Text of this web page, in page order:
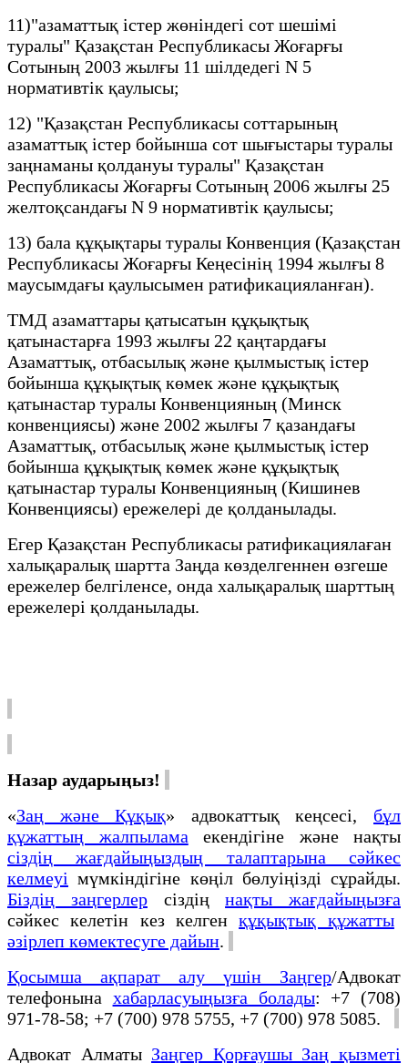
11)"азаматтық істер жөніндегі сот шешімі
туралы" Қазақстан Республикасы Жоғарғы
Сотының 2003 жылғы 11 шілдедегі N 5
нормативтік қаулысы;
12) "Қазақстан Республикасы соттарының
азаматтық істер бойынша сот шығыстары туралы
заңнаманы қолдануы туралы" Қазақстан
Республикасы Жоғарғы Сотының 2006 жылғы 25
желтоқсандағы N 9 нормативтік қаулысы;
13) бала құқықтары туралы Конвенция (Қазақстан
Республикасы Жоғарғы Кеңесінің 1994 жылғы 8
маусымдағы қаулысымен ратификацияланған).
ТМД азаматтары қатысатын құқықтық
қатынастарға 1993 жылғы 22 қаңтардағы
Азаматтық, отбасылық және қылмыстық істер
бойынша құқықтық көмек және құқықтық
қатынастар туралы Конвенцияның (Минск
конвенциясы) және 2002 жылғы 7 қазандағы
Азаматтық, отбасылық және қылмыстық істер
бойынша құқықтық көмек және құқықтық
қатынастар туралы Конвенцияның (Кишинев
Конвенциясы) ережелері де қолданылады.
Егер Қазақстан Республикасы ратификациялаған
халықаралық шартта Заңда көзделгеннен өзгеше
ережелер белгіленсе, онда халықаралық шарттың
ережелері қолданылады.
Назар аударыңыз!
«Заң және Құқық» адвокаттық кеңсесі, бұл
құжаттың жалпылама екендігіне және нақты
сіздің жағдайыңыздың талаптарына сәйкес
келмеуі мүмкіндігіне көңіл бөлуіңізді сұрайды.
Біздің заңгерлерсіздіңнақты жағдайыңызға
сәйкес келетін кез келгенқұқықтық құжатты
әзірлеп көмектесуге дайын.
Қосымша ақпарат алу үшін Заңгер/Адвокат
телефонына хабарласуыңызға болады: +7 (708)
971-78-58; +7 (700) 978 5755, +7 (700) 978 5085.
Адвокат Алматы Заңгер Қорғаушы Заң қызметі